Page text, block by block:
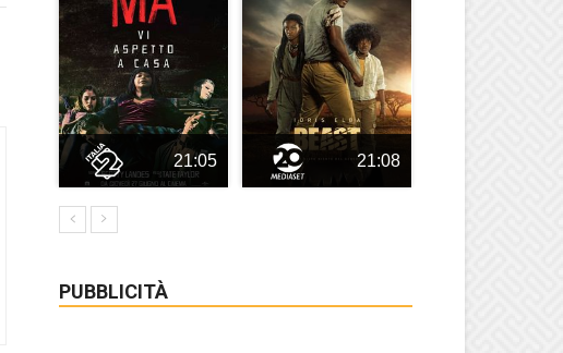
21:05 21:08
PUBBLICITÀ